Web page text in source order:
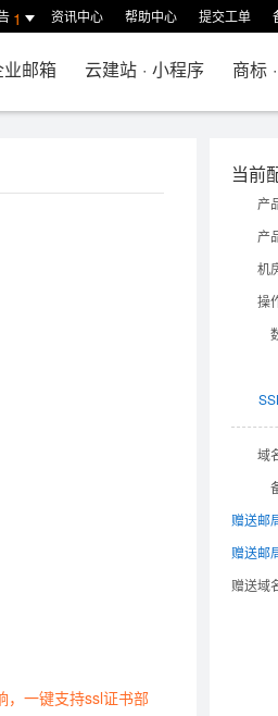
1 资讯中心 帮助中心 提交工单
业邮箱 云建站 · 小程序 商标 ·
当前
产
产
机
操
域
赠送邮
赠送邮
赠送域
，一键支持ssl证书部